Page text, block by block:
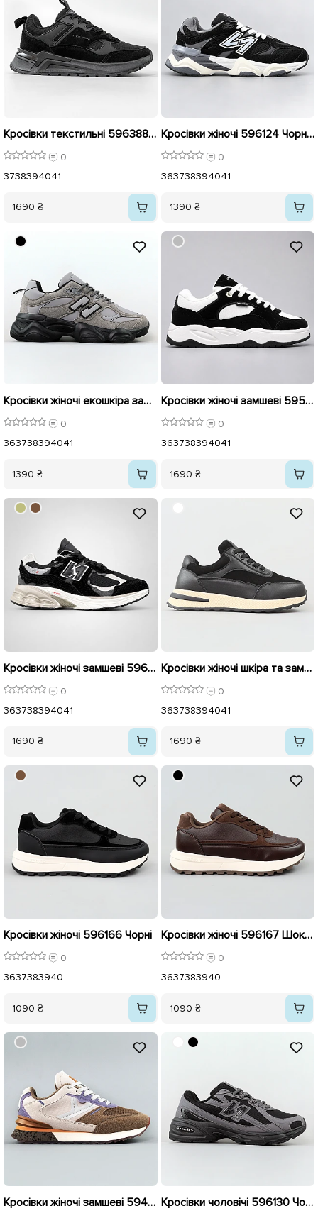
Кросівки текстильні 596388 Чорні
0
3738394041
1690 ₴
Кросівки жіночі 596124 Чорний
0
363738394041
1390 ₴
Кросівки жіночі екошкіра замша 596153 Сірий
0
363738394041
1390 ₴
Кросівки жіночі замшеві 595973 Чорні
0
363738394041
1690 ₴
Кросівки жіночі замшеві 596121 Чорні
0
363738394041
1690 ₴
Кросівки жіночі шкіра та замш 596136 Чорні
0
363738394041
1690 ₴
Кросівки жіночі 596166 Чорні
0
3637383940
1090 ₴
Кросівки жіночі 596167 Шоколад
0
3637383940
1090 ₴
Кросівки жіночі замшеві 594329 Бежеві Кросівки чоловічі 596130 Чорний із сірим